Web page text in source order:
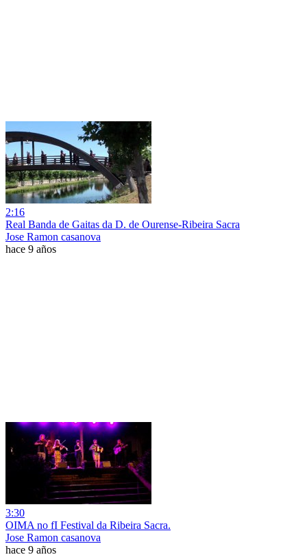
2:16
Real Banda de Gaitas da D. de Ourense-Ribeira Sacra
Jose Ramon casanova
hace 9 años
3:30
OIMA no fI Festival da Ribeira Sacra.
Jose Ramon casanova
hace 9 años